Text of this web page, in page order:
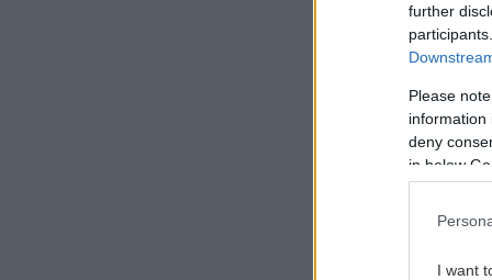
further
Please
information
deny
in below
I want